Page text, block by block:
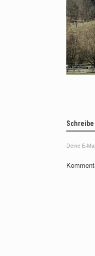
Deine E-